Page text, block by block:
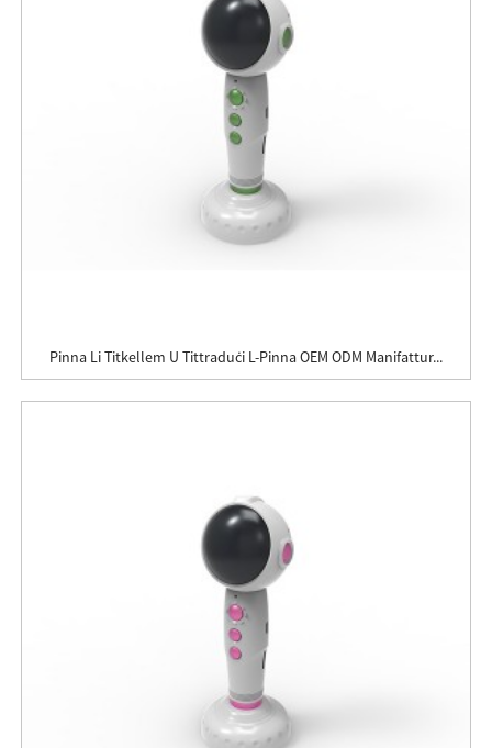
Pinna Li Titkellem U Tittraduċi L-Pinna OEM ODM Manifattur...